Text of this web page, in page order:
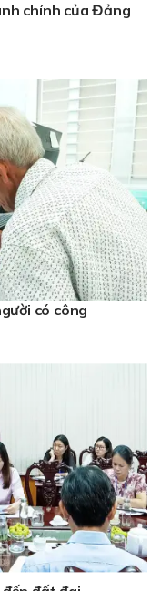
chính của Đảng
có công